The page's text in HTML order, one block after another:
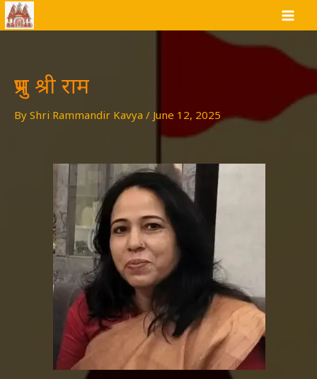
Skip
to
प्रभु श्री राम
By Shri Rammandir Kavya / June 12, 2025